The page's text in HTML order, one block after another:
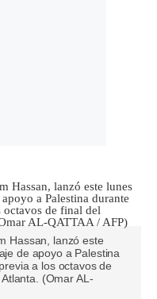
Hassan, lanzó este
de apoyo a Palestina
a los octavos de
(Omar AL-